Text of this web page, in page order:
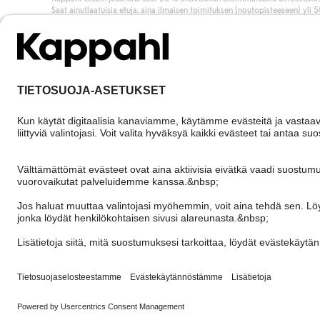
Saat ainutlaatuisia etuja, aina ilmaisen toimituksen (noutopisteeseen) yli
Liity jäseneksi
Finland Vaihda maata
Cookies